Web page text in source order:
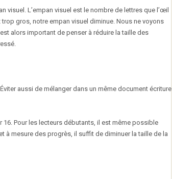
visuel. L’empan visuel est le nombre de lettres que l’œil
gros, notre empan visuel diminue. Nous ne voyons
alors important de penser à réduire la taille des
aussi de mélanger dans un même document écriture
Pour les lecteurs débutants, il est même possible
à mesure des progrès, il suffit de diminuer la taille de la